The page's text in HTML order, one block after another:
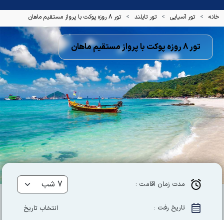
خانه تور آسیایی تور تایلند تور 8 روزه پوکت با پرواز مستقیم ماهان
تور 8 روزه پوکت با پرواز مستقیم ماهان
مدت زمان اقامت :
تاریخ رفت : انتخاب تاریخ